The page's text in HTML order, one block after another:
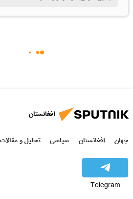
افغانستان
جهان افغانستان سیاسی تحلیل و مقالات
Telegram